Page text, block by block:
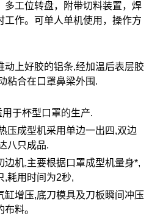
多工位转盘，附带切料装置，焊
工作。可单人单机使用，操作方
动上好胶的铝条,经加温后表层胶
粘合在口罩鼻梁外围.
于杯型口罩的生产.
压成型机采用单边一出四,双边
八只成品.
边机,主要根据口罩成型机量身*,
,耗用时间为2秒,
缸增压,底刀模具及刀板瞬间冲压
料。